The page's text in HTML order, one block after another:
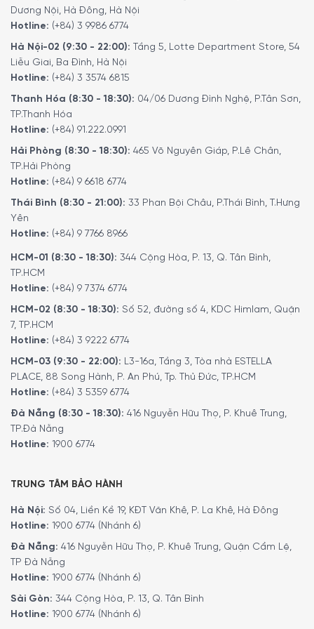
Nên chờ đĩa nguội bớt trước khi làm sạch
Gạt sạch thức ăn thừa bám trên bề mặt đĩa. Nếu vẫn
còn thức ăn bám cứng, ngâm sản phẩm với nước xà
phòng ấm trong 15 – 20 phút trước khi rửa như bình
thường
Để đặt mua sản phẩm, Quý khách hàng vui lòng liên hệ:
Hotline:1900 6774
những tư vấn chi tiết và đặt mua sản phẩm.
Hoặc Đặt hàng trực tiếp trên website, Minh House sẽ
gọi lại để xác nhận đơn hàng với quý khách.
showroomcủaMinh Housetrên toàn quốc để trải
nghiệm sản phẩm này.
MINH HOUSE CAM KẾT:
Giao hàng nhanh chóng toàn quốc.
Hàng đúng nguồn gốc, chính hãng, nhập khẩu Đức & EU.
phẩmthìa, bát, đĩakhác. Tại đây.
tìm hiểu về các tính năng của các sản phẩm gia dụng.
Minh House đã cho ra đời kênh
tại đây
Dương Nội, Hà Đông, Hà Nội
Hotline: (+84) 3 9986 6774
Hà Nội-02 (9:30 - 22:00): Tầng 5, Lotte Department Store, 54
Liễu Giai, Ba Đình, Hà Nội
Hotline: (+84) 3 3574 6815
Thanh Hóa (8:30 - 18:30): 04/06 Dương Đình Nghệ, P.Tân Sơn,
TP.Thanh Hóa
Hotline: (+84) 91.222.0991
Hải Phòng (8:30 - 18:30): 465 Võ Nguyên Giáp, P.Lê Chân,
TP.Hải Phòng
Hotline: (+84) 9 6618 6774
Thái Bình (8:30 - 21:00): 33 Phan Bội Châu, P.Thái Bình, T.Hưng
Yên
Hotline: (+84) 9 7766 8966
HCM-01 (8:30 - 18:30): 344 Cộng Hòa, P. 13, Q. Tân Bình,
TP.HCM
Hotline: (+84) 9 7374 6774
HCM-02 (8:30 - 18:30): Số 52, đường số 4, KDC Himlam, Quận
7, TP.HCM
Hotline: (+84) 3 9222 6774
HCM-03 (9:30 - 22:00): L3-16a, Tầng 3, Tòa nhà ESTELLA
PLACE, 88 Song Hành, P. An Phú, Tp. Thủ Đức, TP.HCM
Hotline: (+84) 3 5359 6774
Đà Nẵng (8:30 - 18:30): 416 Nguyễn Hữu Thọ, P. Khuê Trung,
TP.Đà Nẵng
Hotline: 1900 6774
TRUNG TÂM BẢO HÀNH
Hà Nội: Số 04, Liền Kề 19, KĐT Văn Khê, P. La Khê, Hà Đông
Hotline: 1900 6774 (Nhánh 6)
Đà Nẵng: 416 Nguyễn Hữu Thọ, P. Khuê Trung, Quận Cẩm Lệ,
TP Đà Nẵng
Hotline: 1900 6774 (Nhánh 6)
Sài Gòn: 344 Cộng Hòa, P. 13, Q. Tân Bình
Hotline: 1900 6774 (Nhánh 6)